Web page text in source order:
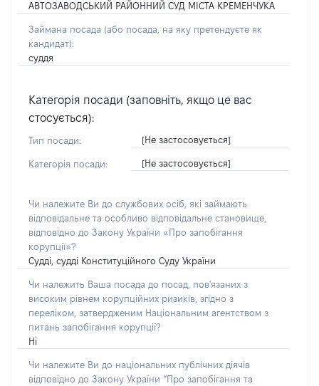
АВТОЗАВОДСЬКИЙ РАЙОННИЙ СУД МІСТА КРЕМЕНЧУКА
Займана посада (або посада, на яку претендуєте як
кандидат):
суддя
Категорія посади (заповніть, якщо це вас
стосується):
Тип посади: [Не застосовується]
Категорія посади: [Не застосовується]
Чи належите Ви до службових осіб, які займають
відповідальне та особливо відповідальне становище,
відповідно до Закону України «Про запобігання
корупції»?
Судді, судді Конституційного Суду України
Чи належить Ваша посада до посад, пов'язаних з
високим рівнем корупційних ризиків, згідно з
переліком, затвердженим Національним агентством з
питань запобігання корупції?
Ні
Чи належите Ви до національних публічних діячів
відповідно до Закону України “Про запобігання та